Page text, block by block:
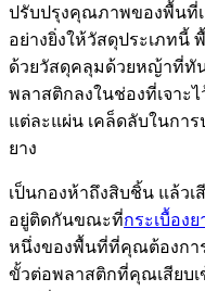
ปรับปรุงคุณภาพของพื้นที่
อย่างยิ่งให้วัสดุประเภทนี้
ด้วยวัสดุคลุมด้วยหญ้าที่ทั
พลาสติกลงในช่องที่เจาะ
แต่ละแผ่น เคล็ดลับในการ
ยาง
เป็นกองห้าถึงสิบชิ้น แล้ว
อยู่ติดกันขณะที่กระเบื้องย
หนึ่งของพื้นที่ที่คุณต้องกา
ขั้วต่อพลาสติกที่คุณเสียบ